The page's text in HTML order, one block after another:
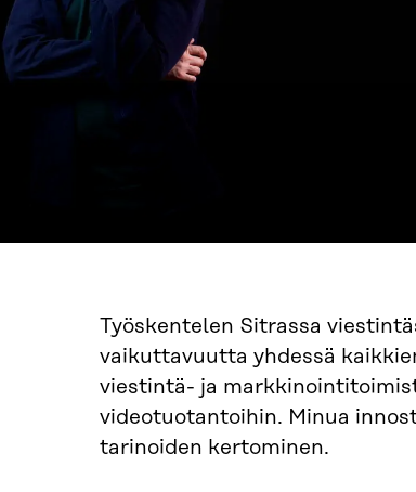
Työskentelen Sitrassa
vaikuttavuutta yhdessä
viestintä- ja
videotuotantoihin. Minua
tarinoiden kertominen.